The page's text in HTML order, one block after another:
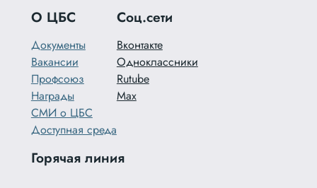
О ЦБС
Документы
Вакансии
Профсоюз
Награды
СМИ о ЦБС
Доступная среда
Соц.сети
Вконтакте
Одноклассники
Rutube
Max
Горячая линия